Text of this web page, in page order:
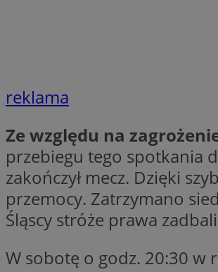
reklama
Ze względu na
przebiegu tego spotkania
zakończył mecz. Dzięki
przemocy. Zatrzymano
Śląscy stróże prawa
W sobotę o godz. 20:30 w